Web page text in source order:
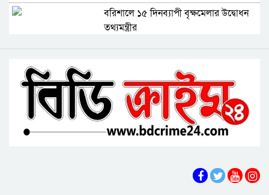
বরিশালে ১৫ দিনব্যাপী বৃক্ষমেলার উদ্বোধন
তথ্যমন্ত্রীর
বিএনপি নেতাকর্মীদের ‘খাই খাই’ বন্ধের
আহ্বান এমপি জামালের